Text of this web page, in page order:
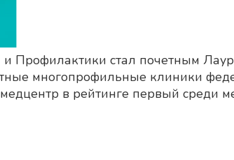
Профилактики стал почетным
многопрофильные клиники
в рейтинге первый